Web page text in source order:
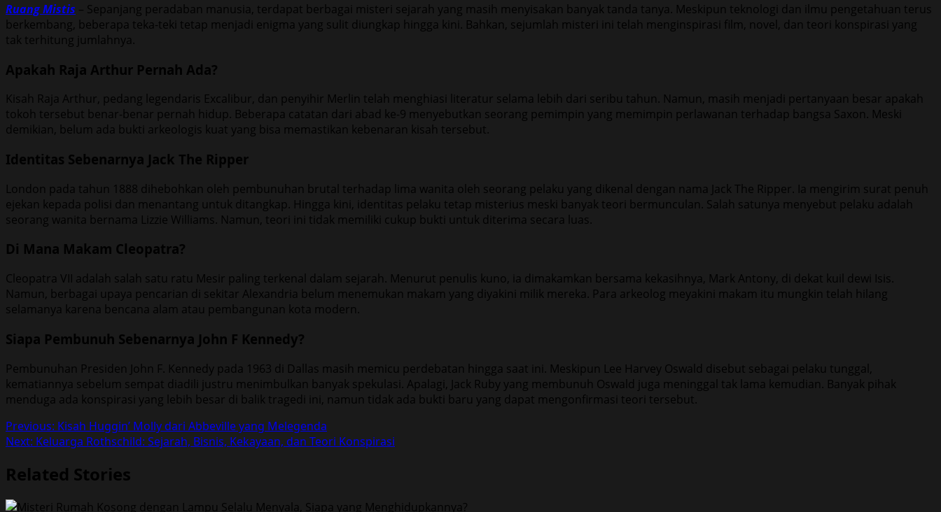
Ruang Mistis – Sepanjang peradaban manusia, terdapat berbagai misteri sejarah yang masih menyisakan banyak tanda tanya. Meskipun teknologi dan ilmu pengetahuan terus
berkembang, beberapa teka-teki tetap menjadi enigma yang sulit diungkap hingga kini. Bahkan, sejumlah misteri ini telah menginspirasi film, novel, dan teori konspirasi yang
tak terhitung jumlahnya.
Apakah Raja Arthur Pernah Ada?
Kisah Raja Arthur, pedang legendaris Excalibur, dan penyihir Merlin telah menghiasi literatur selama lebih dari seribu tahun. Namun, masih menjadi pertanyaan besar apakah
tokoh tersebut benar-benar pernah hidup. Beberapa catatan dari abad ke-9 menyebutkan seorang pemimpin yang memimpin perlawanan terhadap bangsa Saxon. Meski
demikian, belum ada bukti arkeologis kuat yang bisa memastikan kebenaran kisah tersebut.
Identitas Sebenarnya Jack The Ripper
London pada tahun 1888 dihebohkan oleh pembunuhan brutal terhadap lima wanita oleh seorang pelaku yang dikenal dengan nama Jack The Ripper. Ia mengirim surat penuh
ejekan kepada polisi dan menantang untuk ditangkap. Hingga kini, identitas pelaku tetap misterius meski banyak teori bermunculan. Salah satunya menyebut pelaku adalah
seorang wanita bernama Lizzie Williams. Namun, teori ini tidak memiliki cukup bukti untuk diterima secara luas.
Di Mana Makam Cleopatra?
Cleopatra VII adalah salah satu ratu Mesir paling terkenal dalam sejarah. Menurut penulis kuno, ia dimakamkan bersama kekasihnya, Mark Antony, di dekat kuil dewi Isis.
Namun, berbagai upaya pencarian di sekitar Alexandria belum menemukan makam yang diyakini milik mereka. Para arkeolog meyakini makam itu mungkin telah hilang
selamanya karena bencana alam atau pembangunan kota modern.
Siapa Pembunuh Sebenarnya John F Kennedy?
Pembunuhan Presiden John F. Kennedy pada 1963 di Dallas masih memicu perdebatan hingga saat ini. Meskipun Lee Harvey Oswald disebut sebagai pelaku tunggal,
kematiannya sebelum sempat diadili justru menimbulkan banyak spekulasi. Apalagi, Jack Ruby yang membunuh Oswald juga meninggal tak lama kemudian. Banyak pihak
menduga ada konspirasi yang lebih besar di balik tragedi ini, namun tidak ada bukti baru yang dapat mengonfirmasi teori tersebut.
Post
navigation
Previous: Kisah Huggin’ Molly dari Abbeville yang Melegenda
Next: Keluarga Rothschild: Sejarah, Bisnis, Kekayaan, dan Teori Konspirasi
Related Stories